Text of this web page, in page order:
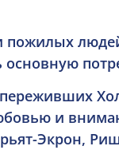
и
Экрон,